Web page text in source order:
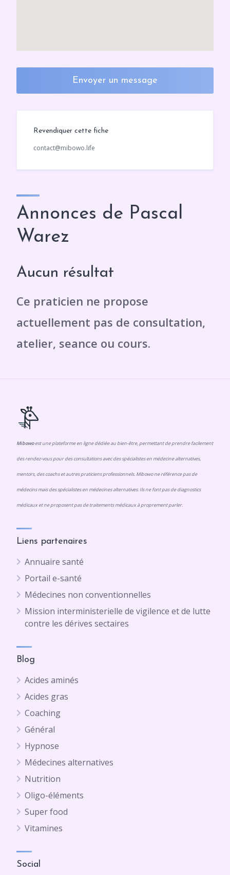
Envoyer un message
Revendiquer cette fiche
contact@mibowo.life
Annonces de Pascal
Warez
Aucun résultat
Mibowoest une plateforme en ligne dédiée au bien-être, permettant de prendre facilement
des rendez-vous pour des consultations avec des spécialistes en médecine alternatives,
mentors, des coachs et autres praticiens professionnels. Mibowo ne référence pas de
médecins mais des spécialistes en médecines alternatives. Ils ne font pas de diagnostics
médicaux et ne proposent pas de traitements médicaux à proprement parler.
Liens partenaires
Annuaire santé
Portail e-santé
Médecines non conventionnelles
Mission interministerielle de vigilence et de lutte
contre les dérives sectaires
Blog
Acides aminés
Acides gras
Coaching
Général
Hypnose
Médecines alternatives
Nutrition
Oligo-éléments
Super food
Vitamines
Social